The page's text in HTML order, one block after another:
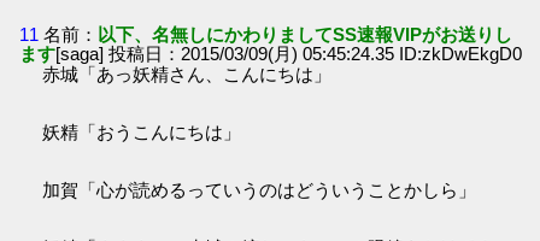
11 名前： 以下、名無しにかわりましてSS速報VIPがお送りし
ます[saga] 投稿日：2015/03/09(月) 05:45:24.35 ID:zkDwEkgD0
赤城「あっ妖精さん、こんにちは」
妖精「おうこんにちは」
加賀「心が読めるっていうのはどういうことかしら」